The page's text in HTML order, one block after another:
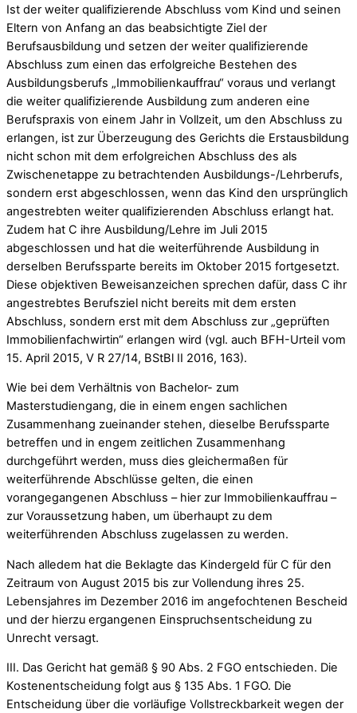
Ist der weiter qualifizierende Abschluss vom Kind und seinen
Eltern von Anfang an das beabsichtigte Ziel der
Berufsausbildung und setzen der weiter qualifizierende
Abschluss zum einen das erfolgreiche Bestehen des
Ausbildungsberufs „Immobilienkauffrau“ voraus und verlangt
die weiter qualifizierende Ausbildung zum anderen eine
Berufspraxis von einem Jahr in Vollzeit, um den Abschluss zu
erlangen, ist zur Überzeugung des Gerichts die Erstausbildung
nicht schon mit dem erfolgreichen Abschluss des als
Zwischenetappe zu betrachtenden Ausbildungs-/Lehrberufs,
sondern erst abgeschlossen, wenn das Kind den ursprünglich
angestrebten weiter qualifizierenden Abschluss erlangt hat.
Zudem hat C ihre Ausbildung/Lehre im Juli 2015
abgeschlossen und hat die weiterführende Ausbildung in
derselben Berufssparte bereits im Oktober 2015 fortgesetzt.
Diese objektiven Beweisanzeichen sprechen dafür, dass C ihr
angestrebtes Berufsziel nicht bereits mit dem ersten
Abschluss, sondern erst mit dem Abschluss zur „geprüften
Immobilienfachwirtin“ erlangen wird (vgl. auch BFH-Urteil vom
15. April 2015, V R 27/14, BStBl II 2016, 163).
Wie bei dem Verhältnis von Bachelor- zum
Masterstudiengang, die in einem engen sachlichen
Zusammenhang zueinander stehen, dieselbe Berufssparte
betreffen und in engem zeitlichen Zusammenhang
durchgeführt werden, muss dies gleichermaßen für
weiterführende Abschlüsse gelten, die einen
vorangegangenen Abschluss – hier zur Immobilienkauffrau –
zur Voraussetzung haben, um überhaupt zu dem
weiterführenden Abschluss zugelassen zu werden.
Nach alledem hat die Beklagte das Kindergeld für C für den
Zeitraum von August 2015 bis zur Vollendung ihres 25.
Lebensjahres im Dezember 2016 im angefochtenen Bescheid
und der hierzu ergangenen Einspruchsentscheidung zu
Unrecht versagt.
III. Das Gericht hat gemäß § 90 Abs. 2 FGO entschieden. Die
Kostenentscheidung folgt aus § 135 Abs. 1 FGO. Die
Entscheidung über die vorläufige Vollstreckbarkeit wegen der